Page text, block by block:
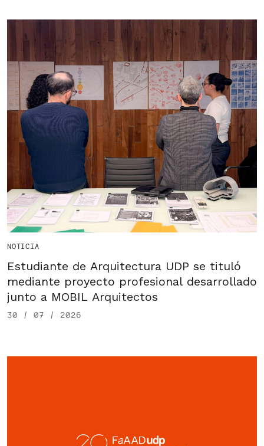
NOTICIA
Estudiante de Arquitectura UDP se tituló
mediante proyecto profesional desarrollado
junto a MOBIL Arquitectos
30 / 07 / 2026